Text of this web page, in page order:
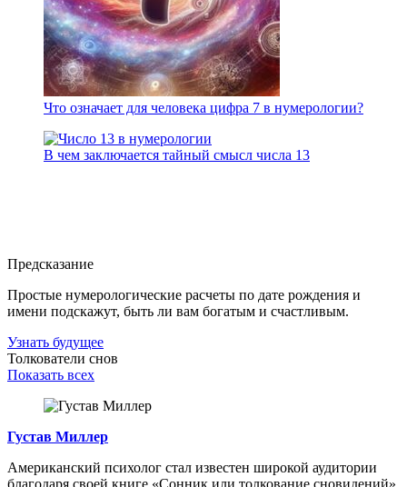
Что означает для человека цифра 7 в нумерологии?
В чем заключается тайный смысл числа 13
Предсказание
Простые нумерологические расчеты по дате рождения и
имени подскажут, быть ли вам богатым и счастливым.
Узнать будущее
Толкователи снов
Показать всех
Густав Миллер
Американский психолог стал известен широкой аудитории